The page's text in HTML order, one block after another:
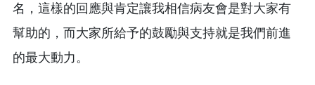
名，這樣的回應與肯定讓我相信病友會是對大家有
幫助的，而大家所給予的鼓勵與支持就是我們前進
的最大動力。